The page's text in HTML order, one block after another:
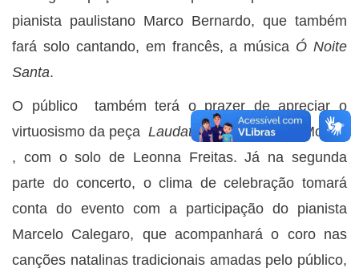
pianista paulistano Marco Bernardo, que também
fará solo cantando, em francês, a música Ó Noite
Santa.
O público também terá o prazer de apreciar o
virtuosismo da peçaLaudate Dominum, de Mozart
, com o solo de Leonna Freitas. Já na segunda
parte do concerto, o clima de celebração tomará
conta do evento com a participação do pianista
Marcelo Calegaro, que acompanhará o coro nas
canções natalinas tradicionais amadas pelo público,